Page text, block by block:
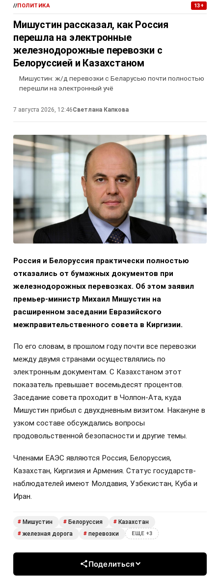
//ПОЛИТИКА 13+
Мишустин рассказал, как Россия
перешла на электронные
железнодорожные перевозки с
Белоруссией и Казахстаном
Мишустин: ж/д перевозки с Беларусью почти полностью
перешли на электронный учё
7 августа 2026, 12:46Светлана Капкова
Россия и Белоруссия практически полностью
отказались от бумажных документов при
железнодорожных перевозках. Об этом заявил
премьер-министр Михаил Мишустин на
расширенном заседании Евразийского
межправительственного совета в Киргизии.
По его словам, в прошлом году почти все перевозки
между двумя странами осуществлялись по
электронным документам. С Казахстаном этот
показатель превышает восемьдесят процентов.
Заседание совета проходит в Чолпон-Ата, куда
Мишустин прибыл с двухдневным визитом. Накануне в
узком составе обсуждались вопросы
продовольственной безопасности и другие темы.
Членами ЕАЭС являются Россия, Белоруссия,
Казахстан, Киргизия и Армения. Статус государств-
наблюдателей имеют Молдавия, Узбекистан, Куба и
Иран.
# Мишустин # Белоруссия # Казахстан
# железная дорога # перевозки ЕЩЕ +3
Поделиться